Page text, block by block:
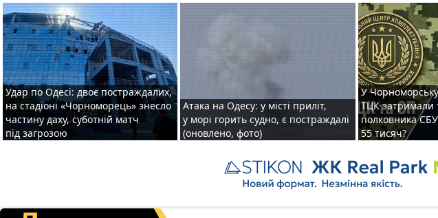
Удар по Одесі: двоє постраждалих,
на стадіоні «Чорноморець» знесло
частину даху, суботній матч
під загрозою
Атака на Одесу: у місті приліт,
у морі горить судно, є постраждалі
(оновлено, фото)
У
ТЦК затримали
полковника
55 тисяч?